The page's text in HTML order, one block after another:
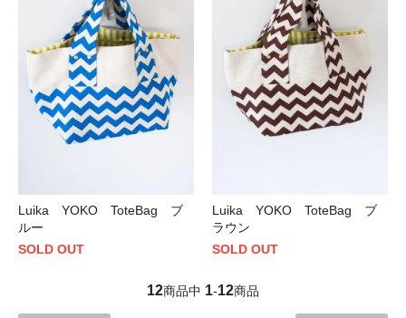
Luika YOKO ToteBag ブ
ルー
SOLD OUT
Luika YOKO ToteBag ブ
ラウン
SOLD OUT
12商品中 1-12商品